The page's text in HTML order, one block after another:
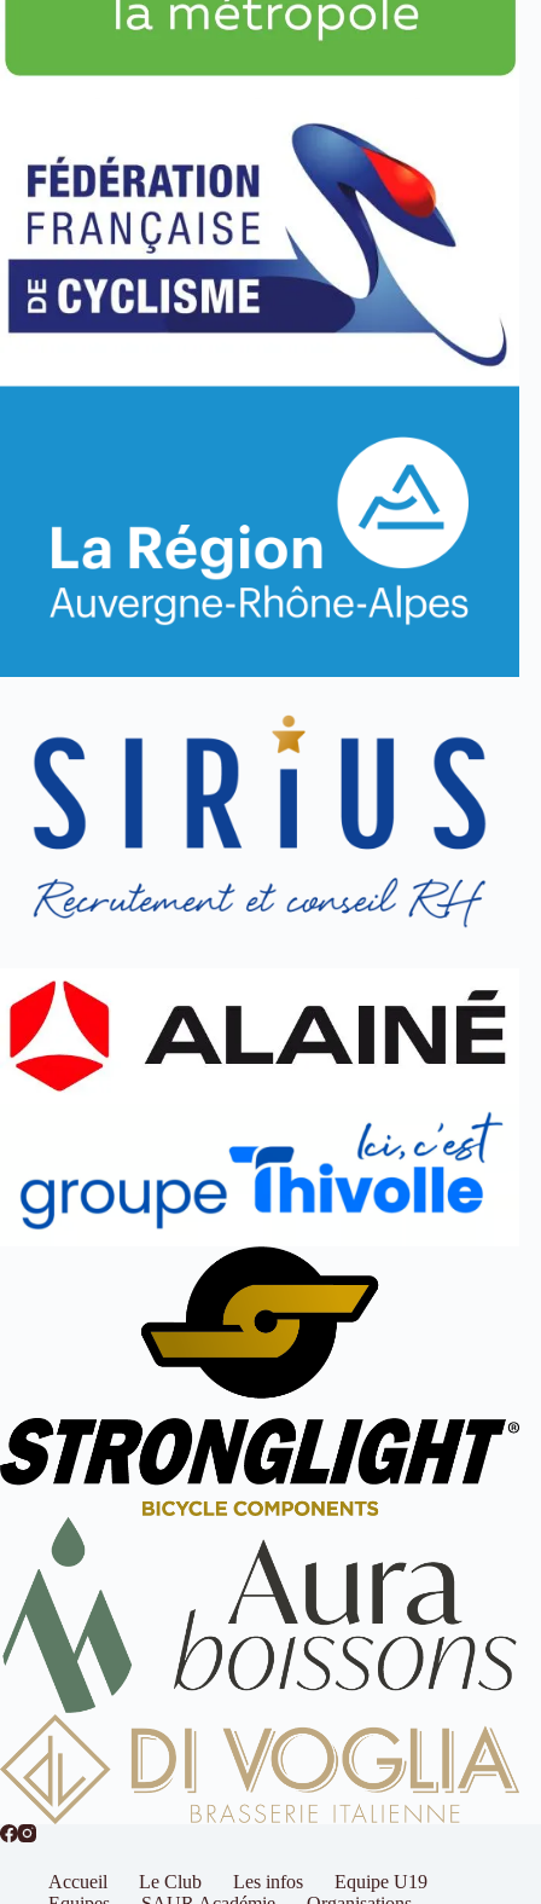
Accueil Le Club Les infos
Equipe U19